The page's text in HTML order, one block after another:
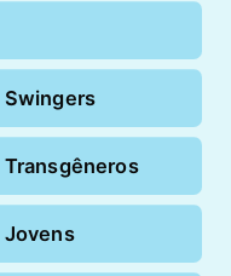
Swingers
Jovens